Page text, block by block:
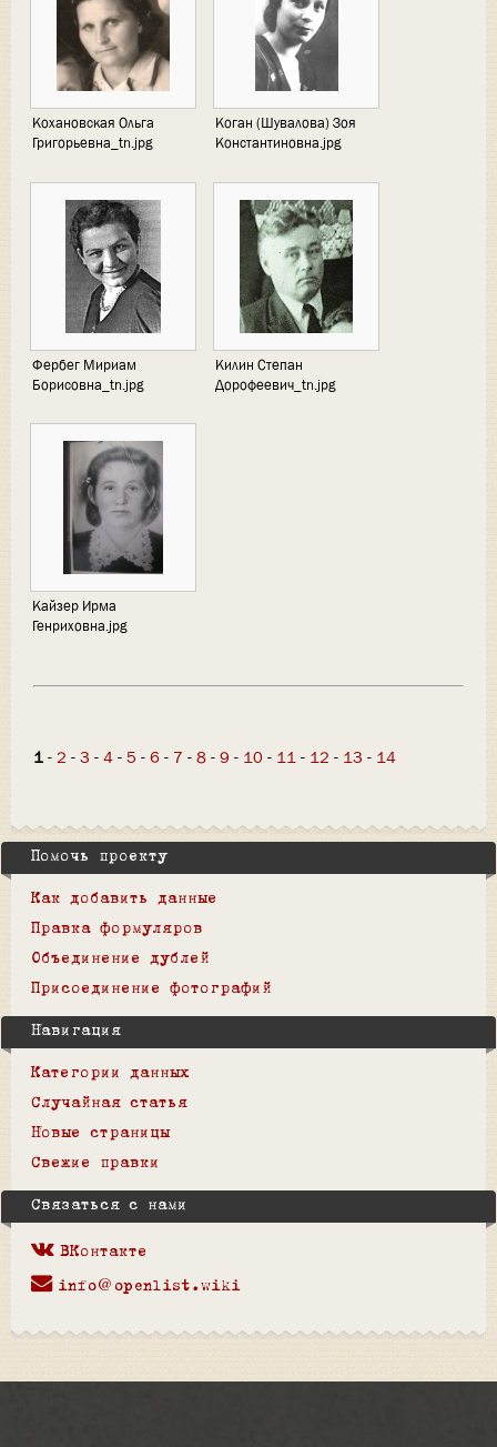
Кохановская Ольга
Григорьевна_tn.jpg
Коган (Шувалова) Зоя
Константиновна.jpg
Фербег Мириам
Борисовна_tn.jpg
Килин Степан
Дорофеевич_tn.jpg
Кайзер Ирма
Генриховна.jpg
1 - 2 - 3 - 4 - 5 - 6 - 7 - 8 - 9 - 10 - 11 - 12 - 13 - 14
Помочь проекту
Как добавить данные
Правка формуляров
Объединение дублей
Присоединение фотографий
Навигация
Категории данных
Случайная статья
Новые страницы
Свежие правки
Связаться с нами
ВКонтакте
info@openlist.wiki